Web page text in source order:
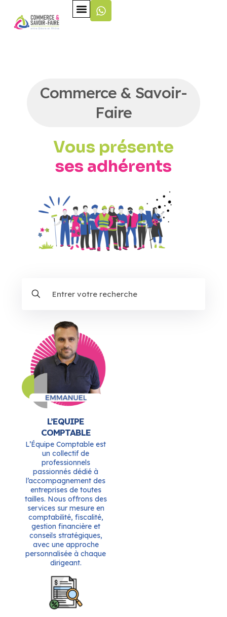
Commerce & Savoir-
Faire
Vous présente
ses adhérents
L’EQUIPE
COMPTABLE
L’Équipe Comptable est
un collectif de
professionnels
passionnés dédié à
l’accompagnement des
entreprises de toutes
tailles. Nous offrons des
services sur mesure en
comptabilité, fiscalité,
gestion financière et
conseils stratégiques,
avec une approche
personnalisée à chaque
dirigeant.